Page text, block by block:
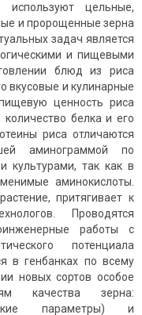
цельные,
и пророщенные зерна
задач является
и пищевыми
блюд из риса
вкусовые и кулинарные
ценность риса
белка и его
риса отличаются
аминограммой по
культурами, так как в
аминокислоты.
притягивает к
Проводятся
работы с
потенциала
в генбанках по всему
новых сортов особое
качества зерна:
параметры) и